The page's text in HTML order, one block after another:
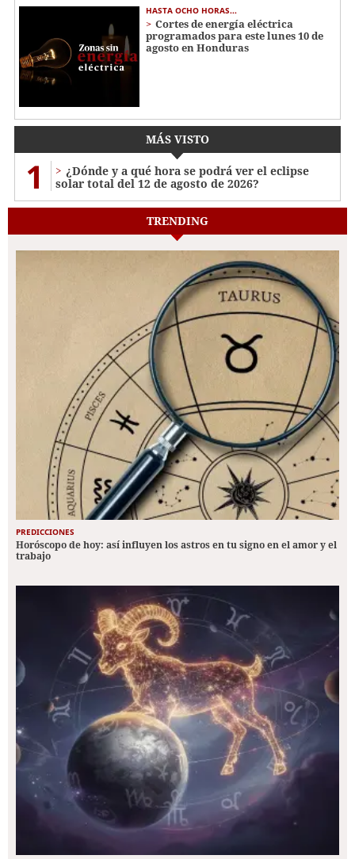
HASTA OCHO HORAS...
Cortes de energía eléctrica
programados para este lunes 10 de
agosto en Honduras
MÁS VISTO
1
¿Dónde y a qué hora se podrá ver el eclipse
solar total del 12 de agosto de 2026?
TRENDING
PREDICCIONES
Horóscopo de hoy: así influyen los astros en tu signo en el amor y el
trabajo